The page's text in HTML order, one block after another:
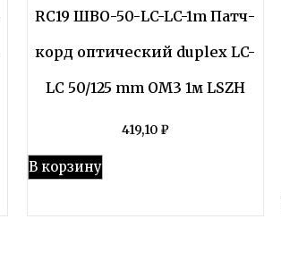
RC19 ШВО-50-LC-LC-1m Патч-
корд оптический duplex LC-
LC 50/125 mm OM3 1м LSZH
419,10 ₽
В корзину